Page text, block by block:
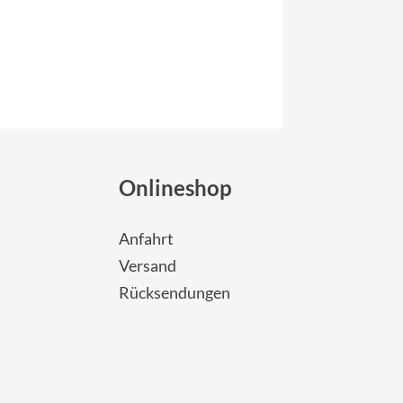
Onlineshop
Anfahrt
Versand
Rücksendungen